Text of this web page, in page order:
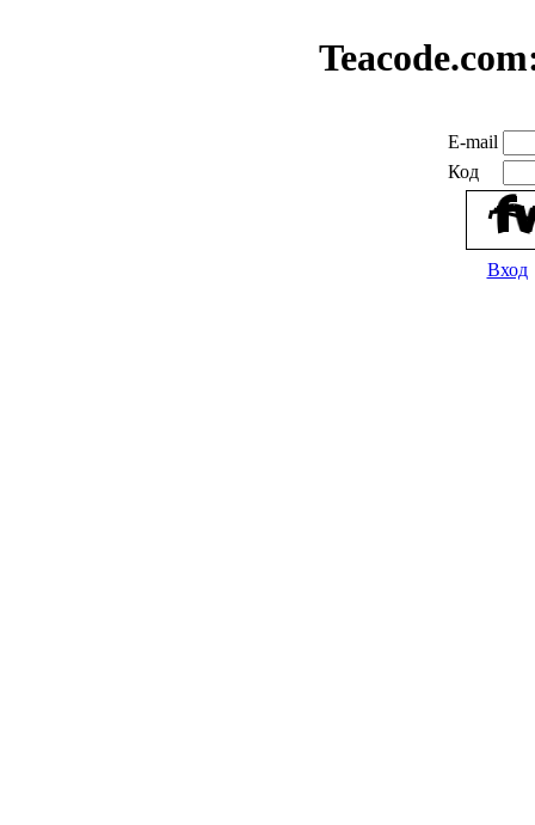
E-mail
Код
Вход